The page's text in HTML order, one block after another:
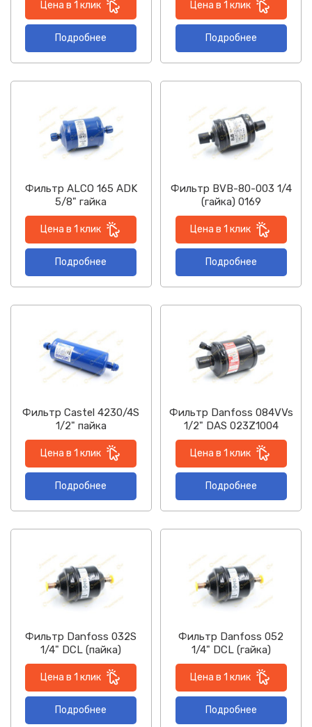
Цена в 1 клик
Подробнее
Цена в 1 клик
Подробнее
Фильтр ALCO 165 ADK
5/8" гайка
Цена в 1 клик
Подробнее
Фильтр BVB-80-003 1/4
(гайка) 0169
Цена в 1 клик
Подробнее
Фильтр Castel 4230/4S
1/2" пайка
Цена в 1 клик
Подробнее
Фильтр Danfoss 084VVs
1/2" DAS 023Z1004
Цена в 1 клик
Подробнее
Фильтр Danfoss 032S
1/4" DCL (пайка)
Цена в 1 клик
Подробнее
Фильтр Danfoss 052
1/4" DCL (гайка)
Цена в 1 клик
Подробнее